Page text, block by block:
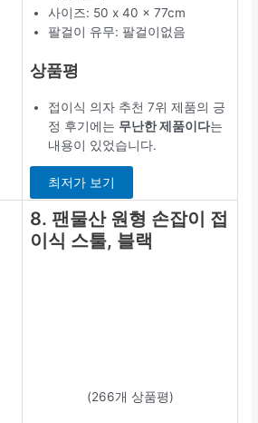
사이즈: 50 x 40 x 77cm
팔걸이 유무: 팔걸이없음
상품평
접이식 의자 추천 7위 제품의 긍
정 후기에는 무난한 제품이다는
내용이 있었습니다.
최저가 보기
8. 팬물산 원형 손잡이 접
이식 스툴, 블랙
(266개 상품평)